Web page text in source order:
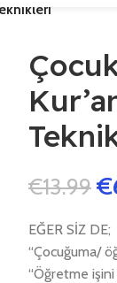
€13.99 €
EĞER SİZ DE;
“Çocuğuma/
“Öğretme işini